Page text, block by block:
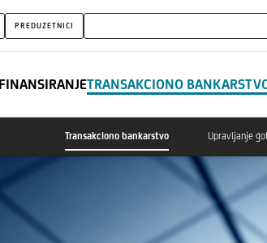
PREDUZETNICI
FINANSIRANJETRANSAKCIONO
Transakciono bankarstvo Upravljanje